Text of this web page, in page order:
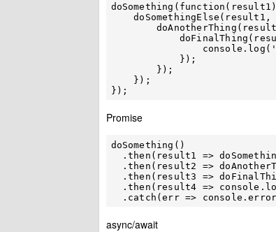
    doSomethingElse(result1, function(result2) {
        doAnotherThing(result2, function(result3) {
Promise
doSomething()
async/await